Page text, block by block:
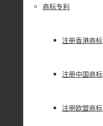
商标专利
注册香港商标
注册中国商标
注册欧盟商标